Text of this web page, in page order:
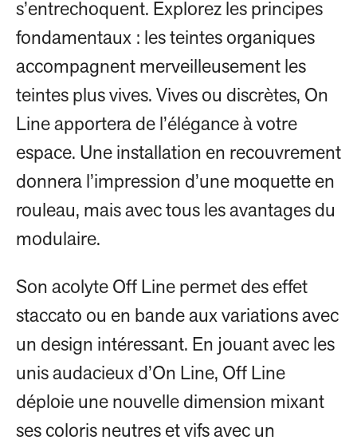
s’entrechoquent. Explorez les principes
fondamentaux : les teintes organiques
accompagnent merveilleusement les
teintes plus vives. Vives ou discrètes, On
Line apportera de l’élégance à votre
espace. Une installation en recouvrement
donnera l’impression d’une moquette en
rouleau, mais avec tous les avantages du
modulaire.
Son acolyte Off Line permet des effet
staccato ou en bande aux variations avec
un design intéressant. En jouant avec les
unis audacieux d’On Line, Off Line
déploie une nouvelle dimension mixant
ses coloris neutres et vifs avec un